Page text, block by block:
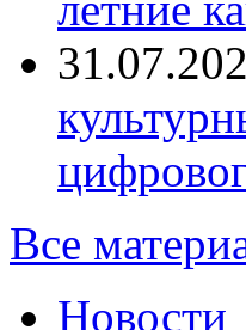
Все
Новости